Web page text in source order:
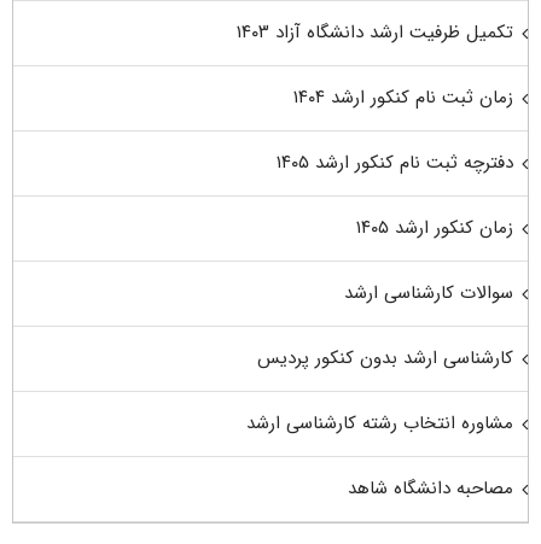
تکمیل ظرفیت ارشد دانشگاه آزاد ۱۴۰۳
زمان ثبت نام کنکور ارشد ۱۴۰۴
دفترچه ثبت نام کنکور ارشد ۱۴۰۵
زمان کنکور ارشد ۱۴۰۵
سوالات کارشناسی ارشد
کارشناسی ارشد بدون کنکور پردیس
مشاوره انتخاب رشته کارشناسی ارشد
مصاحبه دانشگاه شاهد